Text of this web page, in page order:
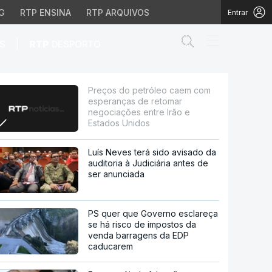
RTP ENSINA RTP ARQUIVOS Entrar
retomar
Preços do petróleo caem com
esperanças de retomar
negociações entre Irão e
Estados Unidos
Luís Neves terá sido avisado da
auditoria à Judiciária antes de
ser anunciada
PS quer que Governo esclareça
se há risco de impostos da
venda barragens da EDP
caducarem